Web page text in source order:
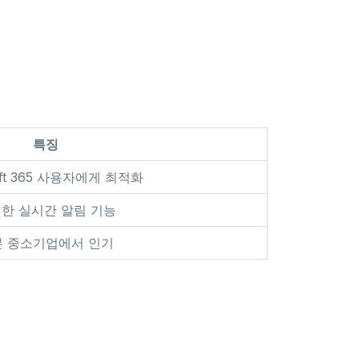
특징
365 사용자에게 최적화
실시간 알림 기능
중소기업에서 인기